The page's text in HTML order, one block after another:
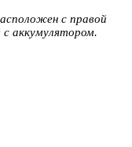
с правой
аккумулятором.